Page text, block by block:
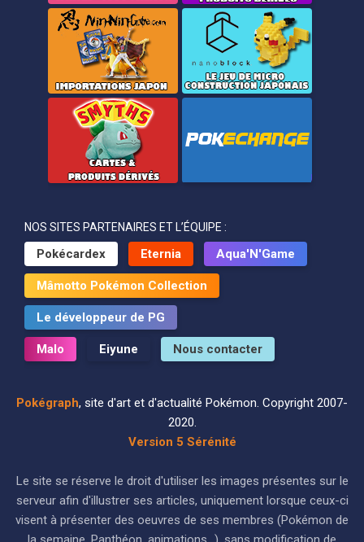
NOS SITES PARTENAIRES ET L’ÉQUIPE :
Pokécardex Eternia Aqua'N'Game
Mâmotto Pokémon Collection
Le développeur de PG
Malo Eiyune Nous contacter
Pokégraph, site d'art et d'actualité Pokémon. Copyright 2007-
2020.
Version 5 Sérénité
Le site se réserve le droit d'utiliser les images présentes sur le
serveur afin d'illustrer ses articles, uniquement lorsque ceux-ci
visent à présenter des oeuvres de ses membres (Pokémon de